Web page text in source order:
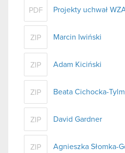
PDF Projekty uchwał
ZIP Marcin Iwiński
ZIP Adam Kiciński
ZIP Beata Cichocka-
ZIP David Gardner
ZIP Agnieszka Słomka-